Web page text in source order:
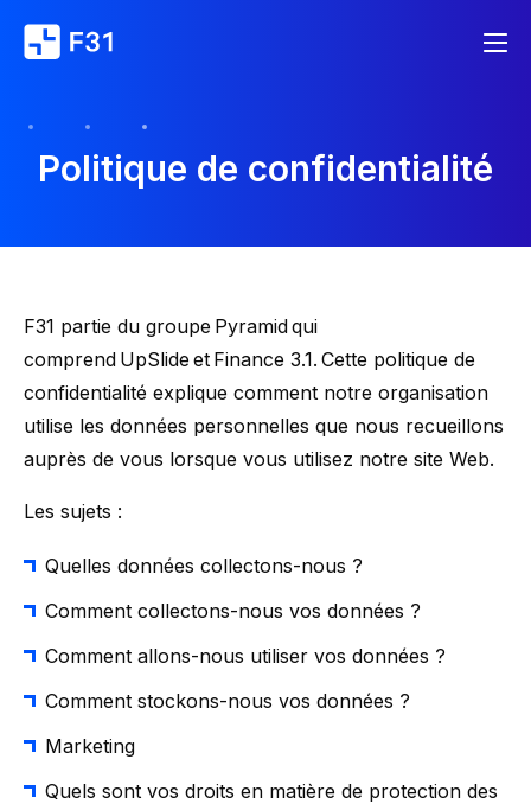
Politique de confidentialité
F31 partie du groupe Pyramid qui
comprend UpSlide et Finance 3.1. Cette politique de
confidentialité explique comment notre organisation
utilise les données personnelles que nous recueillons
auprès de vous lorsque vous utilisez notre site Web.
Les sujets :
Quelles données collectons-nous ?
Comment collectons-nous vos données ?
Comment allons-nous utiliser vos données ?
Comment stockons-nous vos données ?
Marketing
Quels sont vos droits en matière de protection des